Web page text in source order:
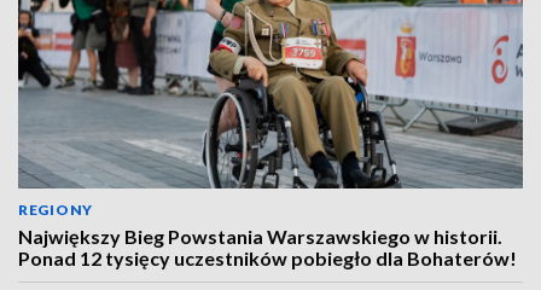
REGIONY
Największy Bieg Powstania Warszawskiego w historii.
Ponad 12 tysięcy uczestników pobiegło dla Bohaterów!